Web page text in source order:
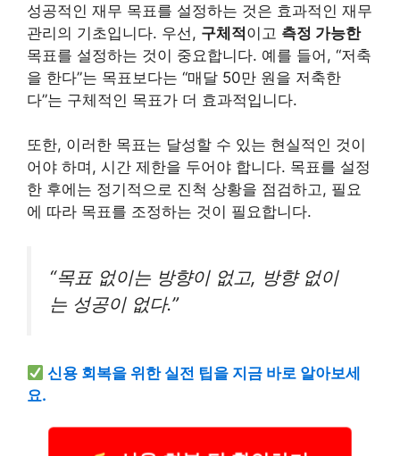
성공적인 재무 목표를 설정하는 것은 효과적인 재무
관리의 기초입니다. 우선, 구체적이고 측정 가능한
목표를 설정하는 것이 중요합니다. 예를 들어, “저축
을 한다”는 목표보다는 “매달 50만 원을 저축한
다”는 구체적인 목표가 더 효과적입니다.
또한, 이러한 목표는 달성할 수 있는 현실적인 것이
어야 하며, 시간 제한을 두어야 합니다. 목표를 설정
한 후에는 정기적으로 진척 상황을 점검하고, 필요
에 따라 목표를 조정하는 것이 필요합니다.
“목표 없이는 방향이 없고, 방향 없이
는 성공이 없다.”
신용 회복을 위한 실전 팁을 지금 바로 알아보세
요.